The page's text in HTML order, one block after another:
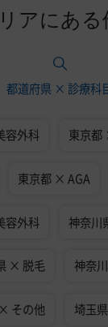
アにある
都道府県 × 診療科
容外科 東京都
東京都 × AGA
容外科 神奈川
× 脱毛 神奈
その他 埼玉